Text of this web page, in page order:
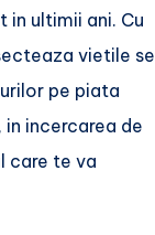
in ultimii ani. Cu
vietile se
pe piata
incercarea de
care te va